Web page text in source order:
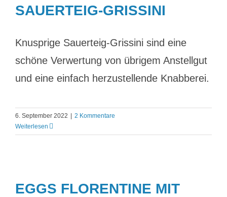
SAUERTEIG-GRISSINI
Knusprige Sauerteig-Grissini sind eine
schöne Verwertung von übrigem Anstellgut
und eine einfach herzustellende Knabberei.
6. September 2022
2 Kommentare
Weiterlesen
EGGS FLORENTINE MIT